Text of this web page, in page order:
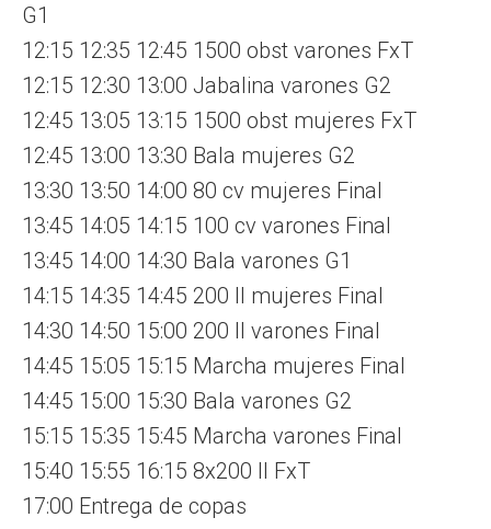
G1
12:15 12:35 12:45 1500 obst varones FxT
12:15 12:30 13:00 Jabalina varones G2
12:45 13:05 13:15 1500 obst mujeres FxT
12:45 13:00 13:30 Bala mujeres G2
13:30 13:50 14:00 80 cv mujeres Final
13:45 14:05 14:15 100 cv varones Final
13:45 14:00 14:30 Bala varones G1
14:15 14:35 14:45 200 ll mujeres Final
14:30 14:50 15:00 200 ll varones Final
14:45 15:05 15:15 Marcha mujeres Final
14:45 15:00 15:30 Bala varones G2
15:15 15:35 15:45 Marcha varones Final
15:40 15:55 16:15 8x200 ll FxT
17:00 Entrega de copas